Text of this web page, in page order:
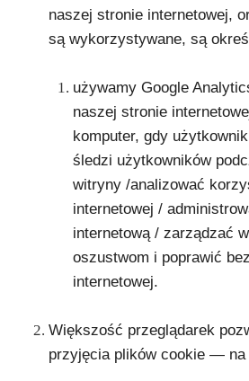
naszej stronie internetowej,
są wykorzystywane, są
używamy Google
naszej stronie
komputer, gdy
śledzi użytkowników
witryny /analizować
internetowej /
internetową / zarządzać
oszustwom i poprawić
internetowej.
Większość przeglądarek
przyjęcia plików cookie — na